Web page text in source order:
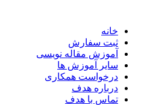
خانه
ثبت سفارش
آموزش مقاله نویسی
سایر آموزش ها
درخواست همکاری
درباره هدف
تماس با هدف